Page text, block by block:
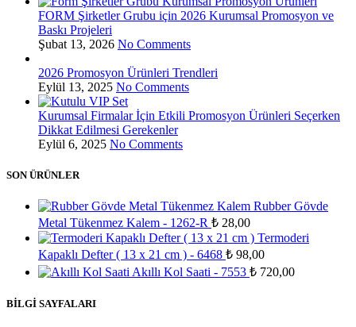
FORM Şirketler Grubu için 2026 Kurumsal Promosyon ve
Baskı Projeleri
Şubat 13, 2026 No Comments
2026 Promosyon Ürünleri Trendleri
Eylül 13, 2025 No Comments
Kurumsal Firmalar İçin Etkili Promosyon Ürünleri Seçerken
Dikkat Edilmesi Gerekenler
Eylül 6, 2025 No Comments
SON ÜRÜNLER
Rubber Gövde
Metal Tükenmez Kalem - 1262-R ₺ 28,00
Termoderi
Kapaklı Defter ( 13 x 21 cm ) - 6468 ₺ 98,00
Akıllı Kol Saati - 7553 ₺ 720,00
BİLGİ SAYFALARI